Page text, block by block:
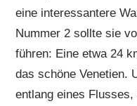
eine interessantere
Nummer 2 sollte sie
führen: Eine etwa 24
das schöne Venetien.
entlang eines